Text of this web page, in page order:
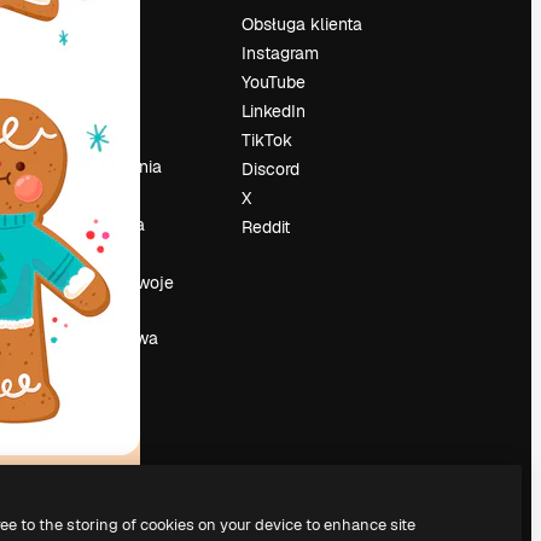
Cennik
O nas
Trendy
wyszukiwania
Blog
Wydarzenia
Slidesgo
Sprzedaj swoje
treści
Sala prasowa
magnific.ai
Obsługa klienta
Instagram
YouTube
LinkedIn
TikTok
Discord
X
Reddit
to the storing of cookies on your device to enhance site